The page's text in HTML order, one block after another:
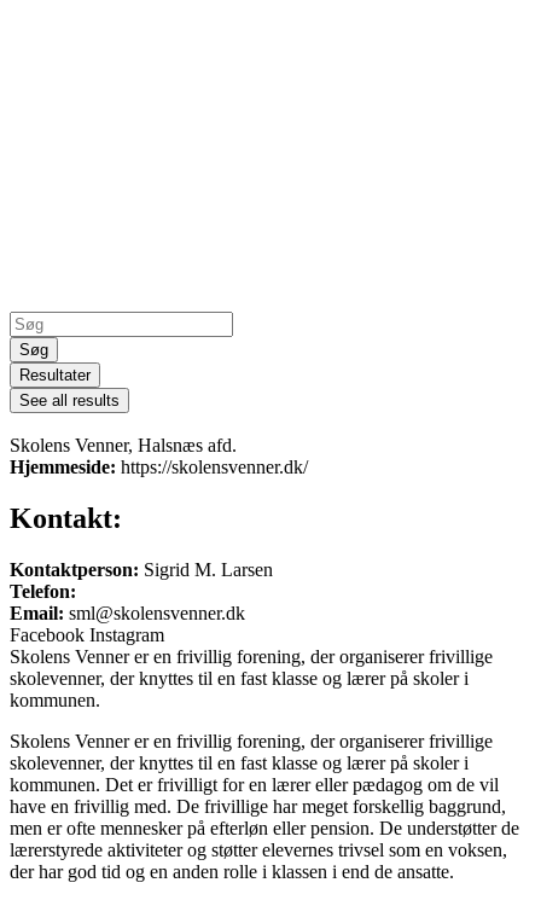
Search
...Søg
Resultater
See all results
Skolens Venner, Halsnæs afd.
Hjemmeside: https://skolensvenner.dk/
Kontakt:
Kontaktperson: Sigrid M. Larsen
Telefon:
Email: sml@skolensvenner.dk
Facebook Instagram
Skolens Venner er en frivillig forening, der organiserer frivillige
skolevenner, der knyttes til en fast klasse og lærer på skoler i
kommunen.
Skolens Venner er en frivillig forening, der organiserer frivillige
skolevenner, der knyttes til en fast klasse og lærer på skoler i
kommunen. Det er frivilligt for en lærer eller pædagog om de vil
have en frivillig med. De frivillige har meget forskellig baggrund,
men er ofte mennesker på efterløn eller pension. De understøtter de
lærerstyrede aktiviteter og støtter elevernes trivsel som en voksen,
der har god tid og en anden rolle i klassen i end de ansatte.